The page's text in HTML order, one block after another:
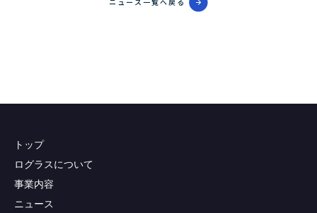
トップ
ログラスについて
事業内容
ニュース